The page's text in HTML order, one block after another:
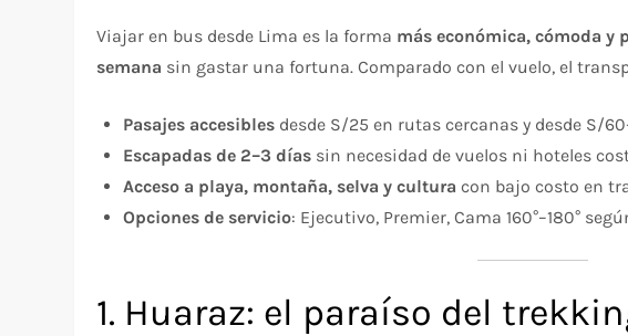
Viajar en bus desde Lima es la forma más económica, cómoda y
semana sin gastar una fortuna. Comparado con el vuelo, el
Pasajes accesibles desde S/25 en rutas cercanas y desde S/
Escapadas de 2–3 días sin necesidad de vuelos ni hoteles
Acceso a playa, montaña, selva y cultura con bajo costo en
Opciones de servicio: Ejecutivo, Premier, Cama 160°–180°
1. Huaraz: el paraíso del